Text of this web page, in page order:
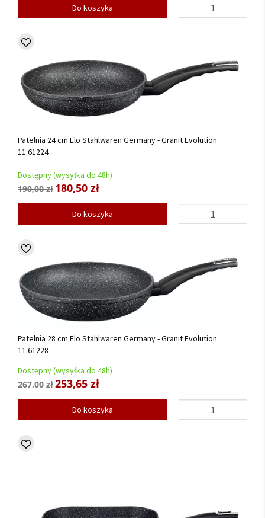
Do koszyka
Patelnia 24 cm Elo Stahlwaren Germany - Granit Evolution
11.61224
Dostępny (wysyłka do 48h)
190,00 zł 180,50 zł
Do koszyka
Patelnia 28 cm Elo Stahlwaren Germany - Granit Evolution
11.61228
Dostępny (wysyłka do 48h)
267,00 zł253,65 zł
Do koszyka